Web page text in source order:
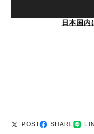
日本国内
POST SHARE